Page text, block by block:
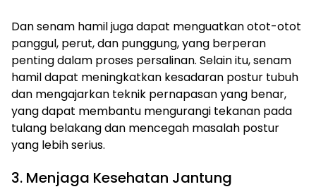
Dan senam hamil juga dapat menguatkan otot-otot
panggul, perut, dan punggung, yang berperan
penting dalam proses persalinan. Selain itu, senam
hamil dapat meningkatkan kesadaran postur tubuh
dan mengajarkan teknik pernapasan yang benar,
yang dapat membantu mengurangi tekanan pada
tulang belakang dan mencegah masalah postur
yang lebih serius.
3. Menjaga Kesehatan Jantung